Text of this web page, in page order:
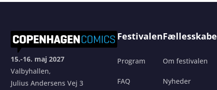
15.-16. maj 2027
Valbyhallen,
Julius Andersens Vej 3
Festivalen
Program
FAQ
Om festivalen
Nyheder